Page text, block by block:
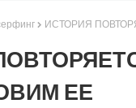
ИСТОРИЯ
ЕЕ